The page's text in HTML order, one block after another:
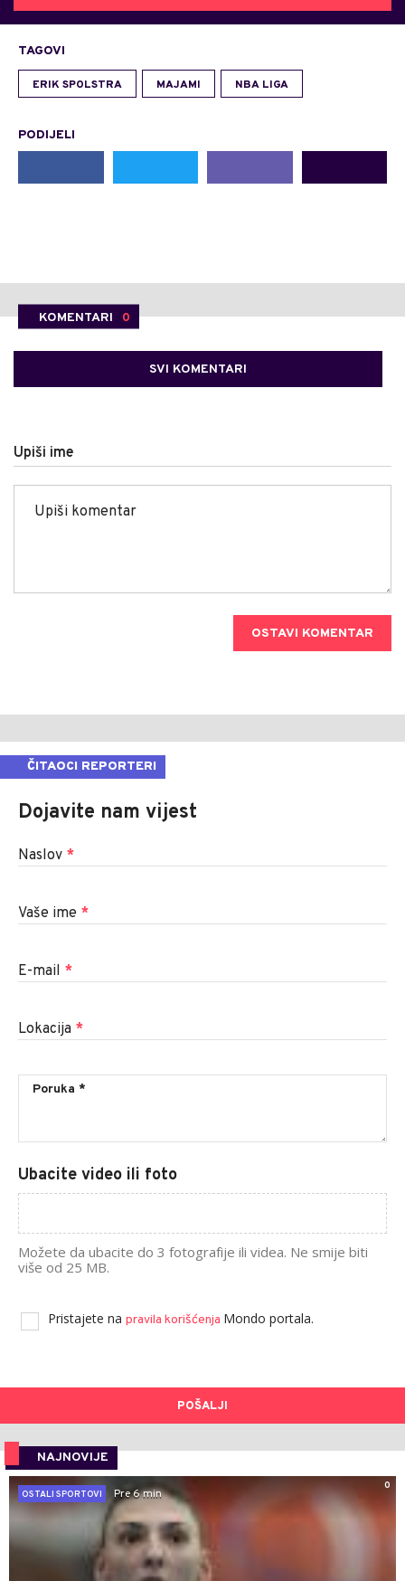
TAGOVI
ERIK SPOLSTRA MAJAMI NBA LIGA
PODIJELI
KOMENTARI 0
SVI KOMENTARI
Upiši ime
OSTAVI KOMENTAR
ČITAOCI REPORTERI
Dojavite nam vijest
Naslov *
Vaše ime *
E-mail *
Lokacija *
Ubacite video ili foto
Možete da ubacite do 3 fotografije ili videa. Ne smije biti
više od 25 MB.
Pristajete na pravila korišćenja Mondo portala.
POŠALJI
NAJNOVIJE
0
OSTALI SPORTOVI
Pre 6 min